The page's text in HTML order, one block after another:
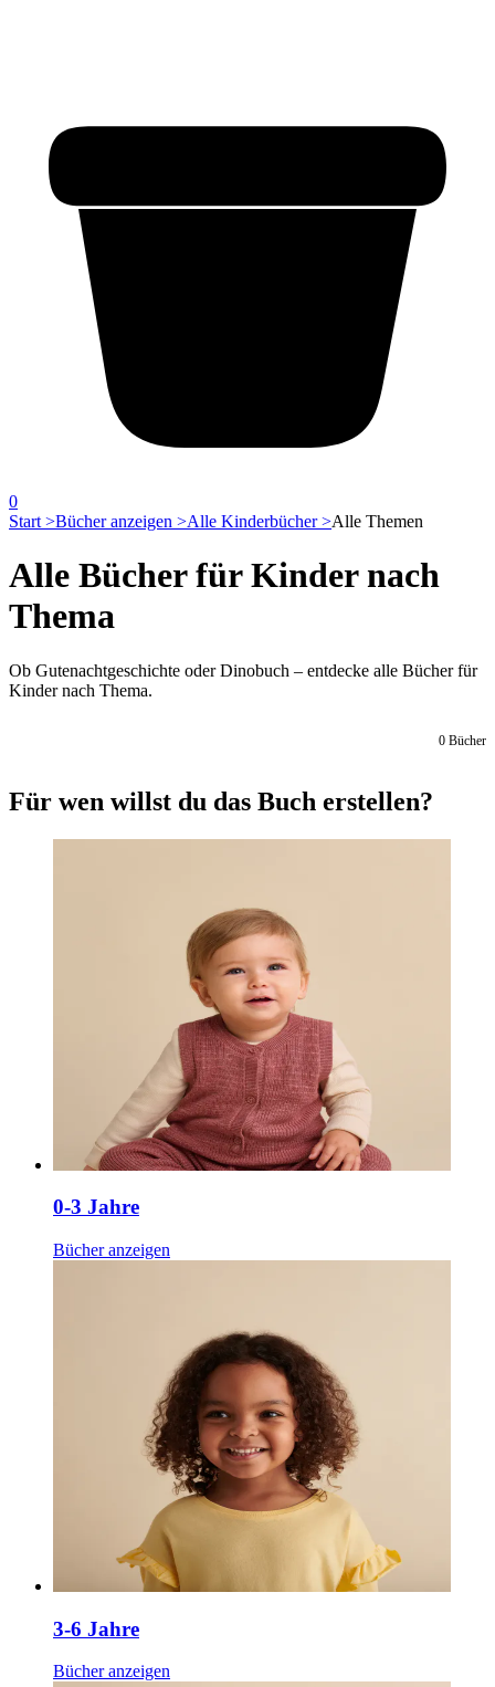
0
Start >Bücher anzeigen >Alle Kinderbücher >Alle Themen
Alle Bücher für Kinder nach
Thema
Ob Gutenachtgeschichte oder Dinobuch – entdecke alle Bücher für
Kinder nach Thema.
0 Bücher
Für wen willst du das Buch erstellen?
0-3 Jahre
Bücher anzeigen
3-6 Jahre
Bücher anzeigen